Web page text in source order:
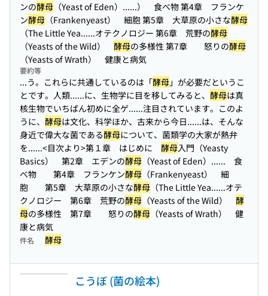
ンの酵母 （Yeast of Eden）......） 食べ物 第4章 フランケ
ン酵母 （Frankenyeast） 細胞 第5章 大草原の小さな酵母
（The Little Yea......オテクノロジー 第6章 荒野の酵母
（Yeasts of the Wild） 酵母の多様性 第7章 怒りの酵母
（Yeasts of Wrath） 健康と病気
要約等
...う。これらに共通しているのは「酵母」が必要だというこ
とです。人類......に、生物学に目を移してみると、 酵母は真
核生物でいちばん初めに全ゲ......注目されています。このよ
うに、 酵母は文化、科学ほか、古来から今日......は、そんな
身近で偉大な菌である酵母について、菌類学の大家が熱弁
を......<目次より>第１章 はじめに 酵母入門（Yeasty
Basics） 第2章 エデンの酵母 （Yeast of Eden）...... 食
べ物 第4章 フランケン酵母 （Frankenyeast） 細
胞 第5章 大草原の小さな酵母 （The Little Yea......オテ
クノロジー 第6章 荒野の酵母 （Yeasts of the Wild） 酵
母の多様性 第7章 怒りの酵母 （Yeasts of Wrath） 健
康と病気
件名 酵母
こうぼ (菌の絵本)